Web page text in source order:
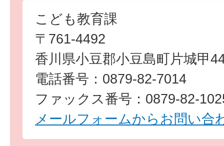
こども教育課
〒761-4492
香川県小豆郡小豆島町片城甲
電話番号：0879-82-7014
ファックス番号：0879-82-
メールフォームからお問い合